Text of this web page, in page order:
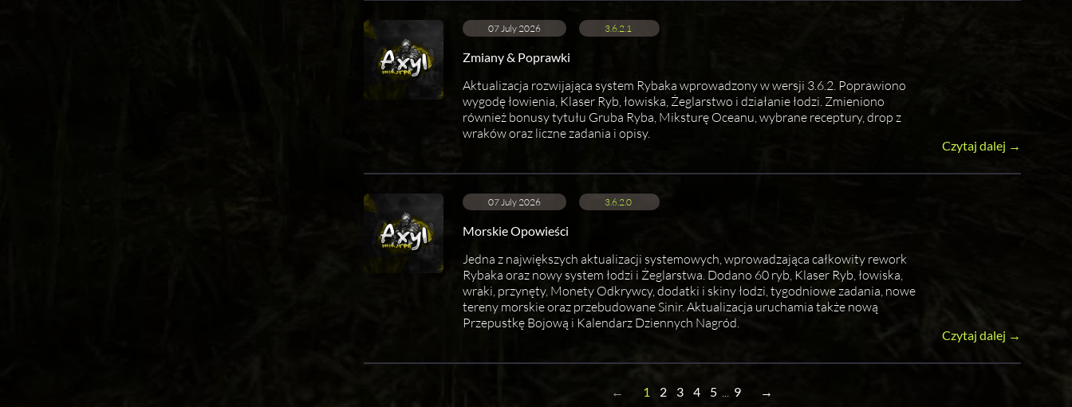
07 July 2026 3.6.2.1
Zmiany & Poprawki
Aktualizacja rozwijająca system Rybaka wprowadzony w wersji 3.6.2. Poprawiono
wygodę łowienia, Klaser Ryb, łowiska, Żeglarstwo i działanie łodzi. Zmieniono
również bonusy tytułu Gruba Ryba, Miksturę Oceanu, wybrane receptury, drop z
wraków oraz liczne zadania i opisy.
Czytaj dalej →
07 July 2026 3.6.2.0
Morskie Opowieści
Jedna z największych aktualizacji systemowych, wprowadzająca całkowity rework
Rybaka oraz nowy system łodzi i Żeglarstwa. Dodano 60 ryb, Klaser Ryb, łowiska,
wraki, przynęty, Monety Odkrywcy, dodatki i skiny łodzi, tygodniowe zadania, nowe
tereny morskie oraz przebudowane Sinir. Aktualizacja uruchamia także nową
Przepustkę Bojową i Kalendarz Dziennych Nagród.
Czytaj dalej →
← 1 2 3 4 5 ... 9 →